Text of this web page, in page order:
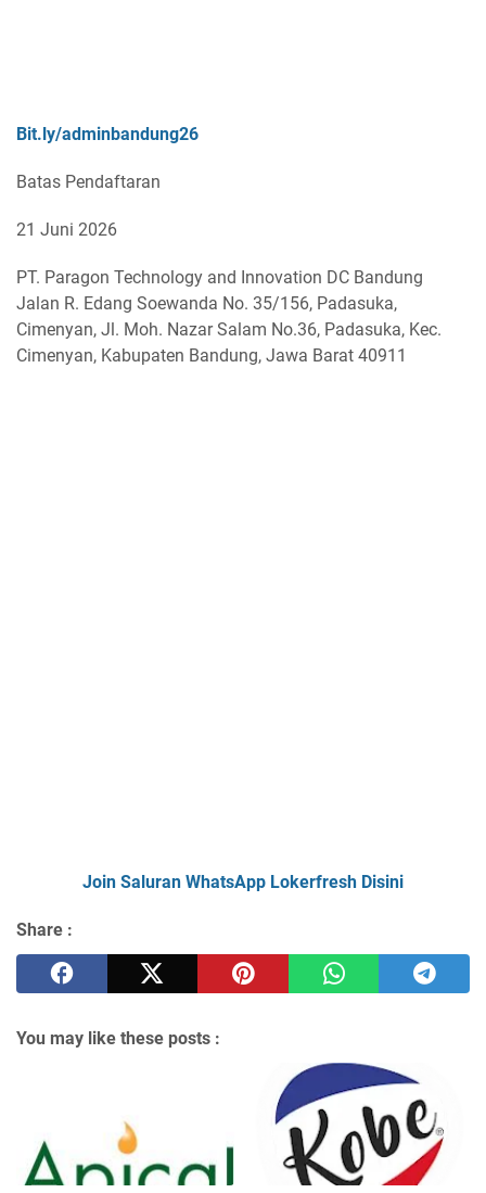
Bit.ly/adminbandung26
Batas Pendaftaran
21 Juni 2026
PT. Paragon Technology and Innovation DC Bandung
Jalan R. Edang Soewanda No. 35/156, Padasuka,
Cimenyan, Jl. Moh. Nazar Salam No.36, Padasuka, Kec.
Cimenyan, Kabupaten Bandung, Jawa Barat 40911
Join Saluran WhatsApp Lokerfresh Disini
Share :
You may like these posts :